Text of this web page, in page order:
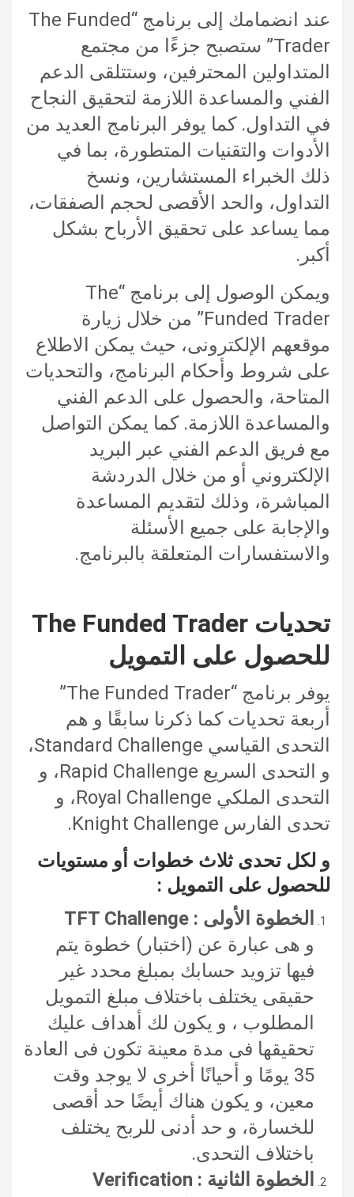
عند انضمامك إلى برنامج “The Funded
Trader” ستصبح جزءًا من مجتمع
المتداولين المحترفين، وستتلقى الدعم
الفني والمساعدة اللازمة لتحقيق النجاح
في التداول. كما يوفر البرنامج العديد من
الأدوات والتقنيات المتطورة، بما في
ذلك الخبراء المستشارين، ونسخ
التداول، والحد الأقصى لحجم الصفقات،
مما يساعد على تحقيق الأرباح بشكل
أكبر.
ويمكن الوصول إلى برنامج “The
Funded Trader” من خلال زيارة
موقعهم الإلكترونى، حيث يمكن الاطلاع
على شروط وأحكام البرنامج، والتحديات
المتاحة، والحصول على الدعم الفني
والمساعدة اللازمة. كما يمكن التواصل
مع فريق الدعم الفني عبر البريد
الإلكتروني أو من خلال الدردشة
المباشرة، وذلك لتقديم المساعدة
والإجابة على جميع الأسئلة
والاستفسارات المتعلقة بالبرنامج.
تحديات The Funded Trader
للحصول على التمويل
يوفر برنامج “The Funded Trader”
أربعة تحديات كما ذكرنا سابقًا و هم
التحدى القياسي Standard Challenge،
و التحدى السريع Rapid Challenge، و
التحدى الملكي Royal Challenge، و
تحدى الفارس Knight Challenge.
و لكل تحدى ثلاث خطوات أو مستويات
للحصول على التمويل :
الخطوة الأولى : TFT Challenge
و هى عبارة عن (اختبار) خطوة يتم
فيها تزويد حسابك بمبلغ محدد غير
حقيقى يختلف باختلاف مبلغ التمويل
المطلوب ، و يكون لك أهداف عليك
تحقيقها فى مدة معينة تكون فى العادة
35 يومًا و أحيانًا أخرى لا يوجد وقت
معين، و يكون هناك أيضًا حد أقصى
للخسارة، و حد أدنى للربح يختلف
باختلاف التحدى.
الخطوة الثانية : Verification